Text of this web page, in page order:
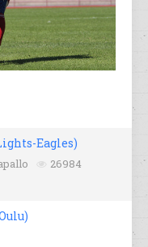
Eagles)
26984